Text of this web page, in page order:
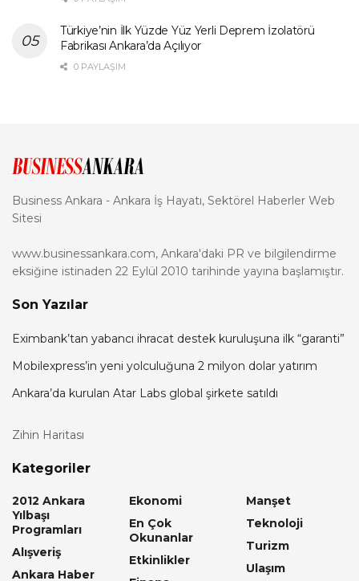
Türkiye’nin İlk Yüzde Yüz Yerli Deprem İzolatörü
Fabrikası Ankara’da Açılıyor
0 PAYLAŞIM
Business Ankara - Ankara İş Hayatı, Sektörel Haberler Web
Sitesi
www.businessankara.com, Ankara'daki PR ve bilgilendirme
eksiğine istinaden 22 Eylül 2010 tarihinde yayına başlamıştır.
Son Yazılar
Eximbank’tan yabancı ihracat destek kuruluşuna ilk “garanti”
Mobilexpress’in yeni yolculuğuna 2 milyon dolar yatırım
Ankara’da kurulan Atar Labs global şirkete satıldı
Zihin Haritası
Kategoriler
2012 Ankara
Yılbaşı
Programları
Alışveriş
Ankara Haber
Ekonomi
En Çok
Okunanlar
Etkinlikler
Manşet
Teknoloji
Turizm
Ulaşım